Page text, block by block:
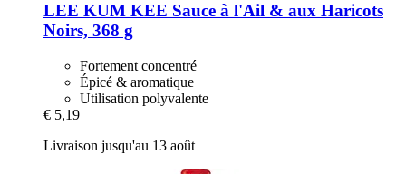
LEE KUM KEE Sauce à l'Ail & aux Haricots
Noirs, 368 g
Fortement concentré
Épicé & aromatique
Utilisation polyvalente
€ 5,19
Livraison jusqu'au 13 août